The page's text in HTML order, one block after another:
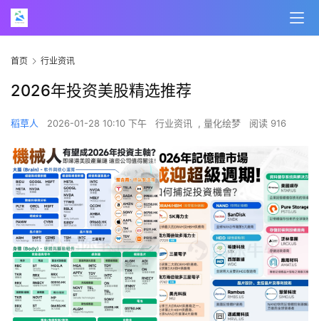
首页 行业资讯
2026年投资美股精选推荐
稻草人 2026-01-28 10:10 下午 行业资讯 , 量化绘梦 阅读 916